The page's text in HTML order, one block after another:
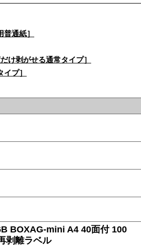
通紙］
け剥がせる通常タイプ］
プ］
BOXAG-mini A4 40面付 100
剥離ラベル